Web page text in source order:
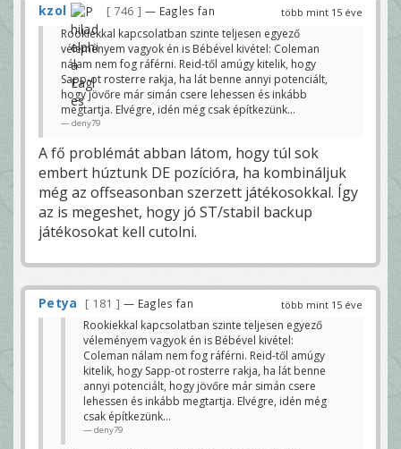
több mint 15 éve
kzol 746 — Eagles fan
Rookiekkal kapcsolatban szinte teljesen egyező
véleményem vagyok én is Bébével kivétel: Coleman
nálam nem fog ráférni. Reid-től amúgy kitelik, hogy
Sapp-ot rosterre rakja, ha lát benne annyi potenciált,
hogy jövőre már simán csere lehessen és inkább
megtartja. Elvégre, idén még csak építkezünk...
deny79
A fő problémát abban látom, hogy túl sok
embert húztunk DE pozícióra, ha kombináljuk
még az offseasonban szerzett játékosokkal. Így
az is megeshet, hogy jó ST/stabil backup
játékosokat kell cutolni.
több mint 15 éve
Petya 181 — Eagles fan
Rookiekkal kapcsolatban szinte teljesen egyező
véleményem vagyok én is Bébével kivétel:
Coleman nálam nem fog ráférni. Reid-től amúgy
kitelik, hogy Sapp-ot rosterre rakja, ha lát benne
annyi potenciált, hogy jövőre már simán csere
lehessen és inkább megtartja. Elvégre, idén még
csak építkezünk...
deny79